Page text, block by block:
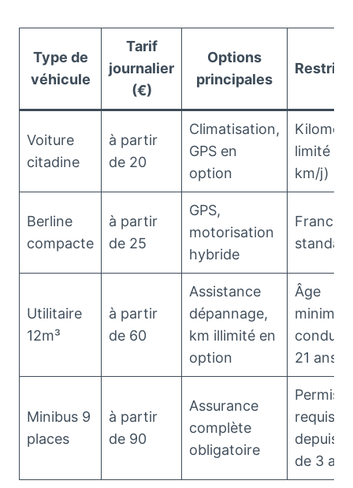
Type de
véhicule
Tarif
journalier
(€)
Options
principales
Voiture
citadine
à partir
de 20
Climatisation,
GPS en
option
limité
km/j)
Berline
compacte
à partir
de 25
GPS,
motorisation
hybride
Utilitaire
12m³
à partir
de 60
Assistance
dépannage,
km illimité en
option
Âge
21 ans
Minibus 9
places
à partir
de 90
Assurance
complète
obligatoire
Permis B
requis
depuis
de 3 ans